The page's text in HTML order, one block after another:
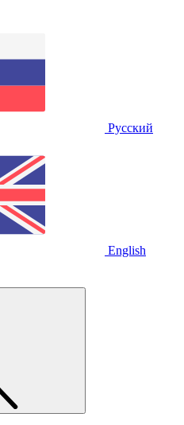
Русский
English